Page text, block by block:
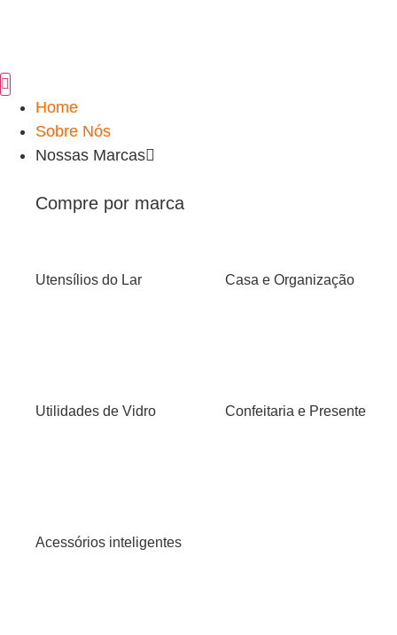
Home
Sobre Nós
Nossas Marcas
Compre por marca
Utensílios do Lar Casa e Organização
Utilidades de Vidro Confeitaria e Presente
Acessórios inteligentes